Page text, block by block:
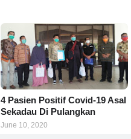
4 Pasien Positif Covid-19 Asal
Sekadau Di Pulangkan
June 10, 2020